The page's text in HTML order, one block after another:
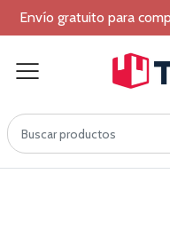
Envío gratuito para